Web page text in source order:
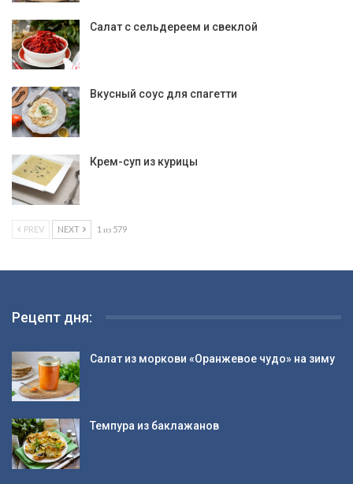
Салат с сельдереем и свеклой
Вкусный соус для спагетти
Крем-суп из курицы
PREV NEXT 1 из 579
Рецепт дня:
Салат из моркови «Оранжевое чудо» на зиму
Темпура из баклажанов